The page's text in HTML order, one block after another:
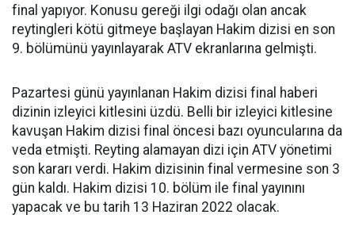
final yapıyor. Konusu gereği ilgi odağı olan ancak
reytingleri kötü gitmeye başlayan Hakim dizisi en son
9. bölümünü yayınlayarak ATV ekranlarına gelmişti.
Pazartesi günü yayınlanan Hakim dizisi final haberi
dizinin izleyici kitlesini üzdü. Belli bir izleyici kitlesine
kavuşan Hakim dizisi final öncesi bazı oyuncularına da
veda etmişti. Reyting alamayan dizi için ATV yönetimi
son kararı verdi. Hakim dizisinin final vermesine son 3
gün kaldı. Hakim dizisi 10. bölüm ile final yayınını
yapacak ve bu tarih 13 Haziran 2022 olacak.